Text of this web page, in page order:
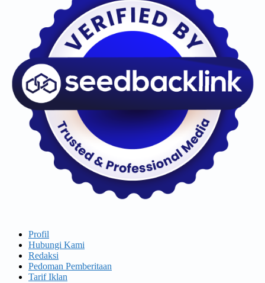
Profil
Hubungi Kami
Redaksi
Pedoman Pemberitaan
Tarif Iklan